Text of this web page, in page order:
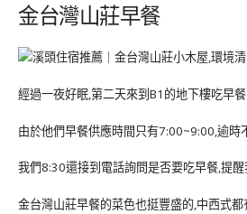
金台灣山莊早餐
經過一夜好眠,第二天來到B1的地下樓吃早餐
由於他們早餐供應時間只有7:00~9:00,逾時
我們8:30還接到電話詢問是否要吃早餐,提
金台灣山莊早餐的菜色也挺豐盛的,中西式都